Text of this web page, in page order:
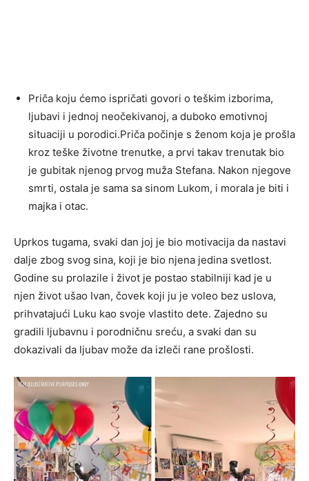
Priča koju ćemo ispričati govori o teškim izborima,
ljubavi i jednoj neočekivanoj, a duboko emotivnoj
situaciji u porodici.Priča počinje s ženom koja je prošla
kroz teške životne trenutke, a prvi takav trenutak bio
je gubitak njenog prvog muža Stefana. Nakon njegove
smrti, ostala je sama sa sinom Lukom, i morala je biti i
majka i otac.
Uprkos tugama, svaki dan joj je bio motivacija da nastavi
dalje zbog svog sina, koji je bio njena jedina svetlost.
Godine su prolazile i život je postao stabilniji kad je u
njen život ušao Ivan, čovek koji ju je voleo bez uslova,
prihvatajući Luku kao svoje vlastito dete. Zajedno su
gradili ljubavnu i porodničnu sreću, a svaki dan su
dokazivali da ljubav može da izleči rane prošlosti.